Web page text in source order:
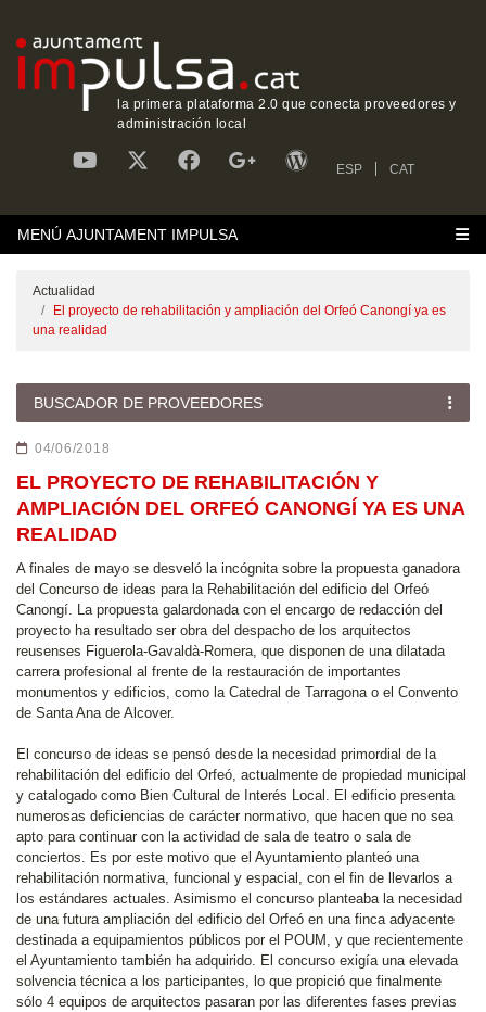
la primera plataforma 2.0 que conecta proveedores y
administración local
ESP CAT
MENÚ AJUNTAMENT IMPULSA
Actualidad
El proyecto de rehabilitación y ampliación del Orfeó Canongí ya es
una realidad
BUSCADOR DE PROVEEDORES
04/06/2018
EL PROYECTO DE REHABILITACIÓN Y
AMPLIACIÓN DEL ORFEÓ CANONGÍ YA ES UNA
REALIDAD
A finales de mayo se desveló la incógnita sobre la propuesta ganadora
del Concurso de ideas para la Rehabilitación del edificio del Orfeó
Canongí. La propuesta galardonada con el encargo de redacción del
proyecto ha resultado ser obra del despacho de los arquitectos
reusenses Figuerola-Gavaldà-Romera, que disponen de una dilatada
carrera profesional al frente de la restauración de importantes
monumentos y edificios, como la Catedral de Tarragona o el Convento
de Santa Ana de Alcover.
El concurso de ideas se pensó desde la necesidad primordial de la
rehabilitación del edificio del Orfeó, actualmente de propiedad municipal
y catalogado como Bien Cultural de Interés Local. El edificio presenta
numerosas deficiencias de carácter normativo, que hacen que no sea
apto para continuar con la actividad de sala de teatro o sala de
conciertos. Es por este motivo que el Ayuntamiento planteó una
rehabilitación normativa, funcional y espacial, con el fin de llevarlos a
los estándares actuales. Asimismo el concurso planteaba la necesidad
de una futura ampliación del edificio del Orfeó en una finca adyacente
destinada a equipamientos públicos por el POUM, y que recientemente
el Ayuntamiento también ha adquirido. El concurso exigía una elevada
solvencia técnica a los participantes, lo que propició que finalmente
sólo 4 equipos de arquitectos pasaran por las diferentes fases previas